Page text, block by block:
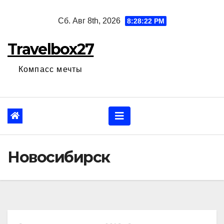
Сб. Авг 8th, 2026 8:28:23 PM
Travelbox27
Компасс мечты
Новосибирск